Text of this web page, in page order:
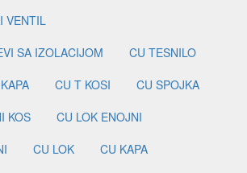
VENTIL
SA IZOLACIJOM
CU TESNILO
CU T KOSI
CU SPOJKA
KOS
CU LOK ENOJNI
CU LOK
CU KAPA